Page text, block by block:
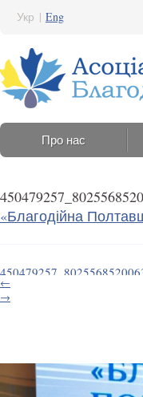
Укр | Eng
Про нас
«Благодійна
17 Липня 2024 13:47
←
→